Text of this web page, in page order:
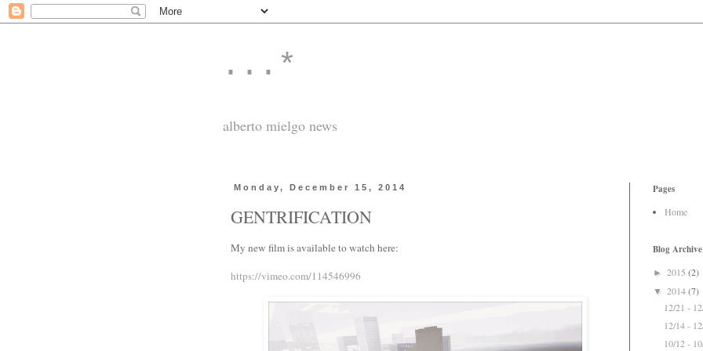
...*
alberto mielgo news
Monday, December 15, 2014
GENTRIFICATION
My new film is available to watch here:
https://vimeo.com/114546996
Pages
Home
Blog Archive
► 2015 (2)
▼ 2014(7)
12/21 -
12/14 -
10/12 -